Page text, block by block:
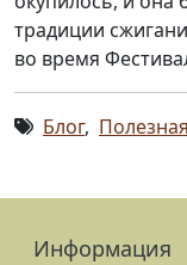
традиции
во время
Блог,
Информация